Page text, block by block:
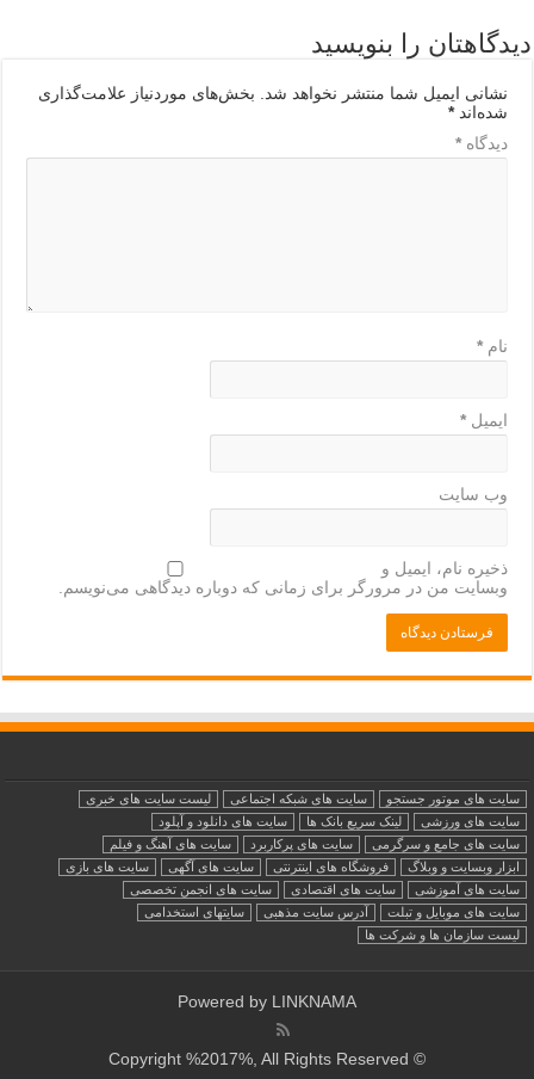
دیدگاهتان را بنویسید
نشانی ایمیل شما منتشر نخواهد شد. بخش‌های موردنیاز علامت‌گذاری
شده‌اند*
دیدگاه *
نام *
ایمیل *
وب‌ سایت
ذخیره نام، ایمیل و
وبسایت من در مرورگر برای زمانی که دوباره دیدگاهی می‌نویسم.
سایت های موتور جستجو سایت های شبکه اجتماعی
لیست سایت های خبری
سایت های ورزشی
لینک سریع بانک ها
سایت های دانلود و آپلود
سایت های جامع و سرگرمی
سایت های پرکاربرد
سایت های آهنگ و فیلم
ابزار وبسایت و وبلاگ
فروشگاه های اینترنتی سایت های آگهی
سایت های بازی
سایت های آموزشی
سایت های اقتصادی
سایت های انجمن تخصصی
سایت های موبایل و تبلت
آدرس سایت مذهبی
سایتهای استخدامی
لیست سازمان ها و شرکت ها
Powered byLINKNAMA
© Copyright %2017%, All Rights Reserved